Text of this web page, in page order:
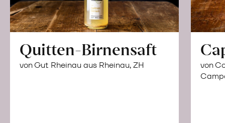
Quitten-Birnensaft
von Gut Rheinau aus Rheinau, ZH
von